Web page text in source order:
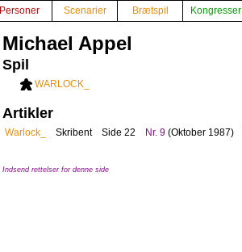
Personer Scenarier Brætspil Kongresser
Michael Appel
Spil
WARLOCK_
Artikler
Warlock_ Skribent Side 22 Nr. 9 (Oktober 1987)
Indsend rettelser for denne side